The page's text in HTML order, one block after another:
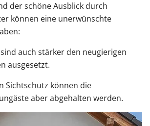
der schöne Ausblick durch
können eine unerwünschte
auch stärker den neugierigen
ausgesetzt.
Sichtschutz können die
aber abgehalten werden.